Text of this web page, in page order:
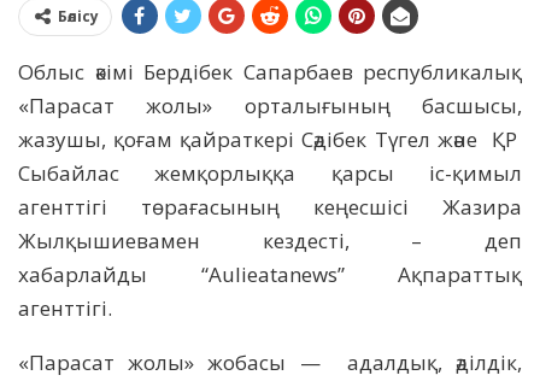
Бөлісу
Облыс әкімі Бердібек Сапарбаев республикалық
«Парасат жолы» орталығының басшысы,
жазушы, қоғам қайраткері Сәдібек Түгел және ҚР
Сыбайлас жемқорлыққа қарсы іс-қимыл
агенттігі төрағасының кеңесшісі Жазира
Жылқышиевамен кездесті, – деп
хабарлайды “Aulieatanews” Ақпараттық
агенттігі.
«Парасат жолы» жобасы — адалдық, әділдік,